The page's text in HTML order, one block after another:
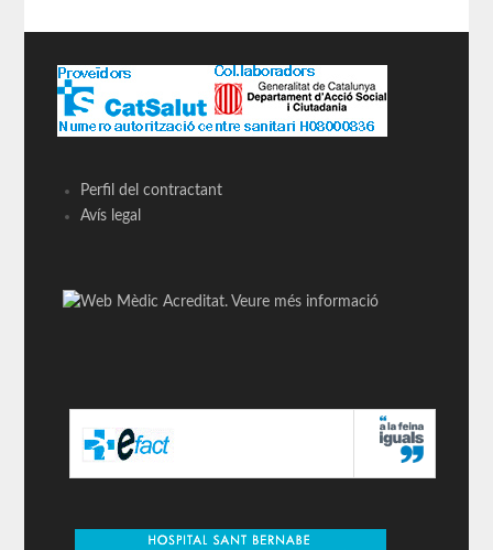
Perfil del contractant
Avís legal